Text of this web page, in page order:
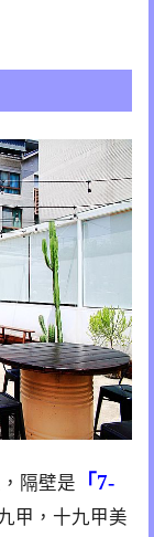
隔壁是
「7-
甲，十九甲美